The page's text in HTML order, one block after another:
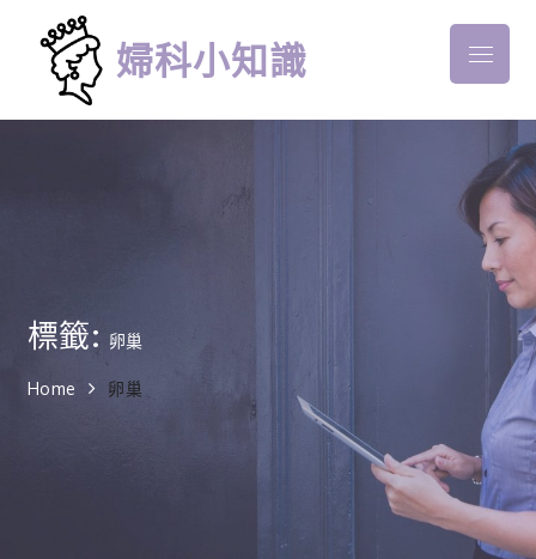
content
婦科小知識 Menu
標籤: 卵巢
Home 卵巢